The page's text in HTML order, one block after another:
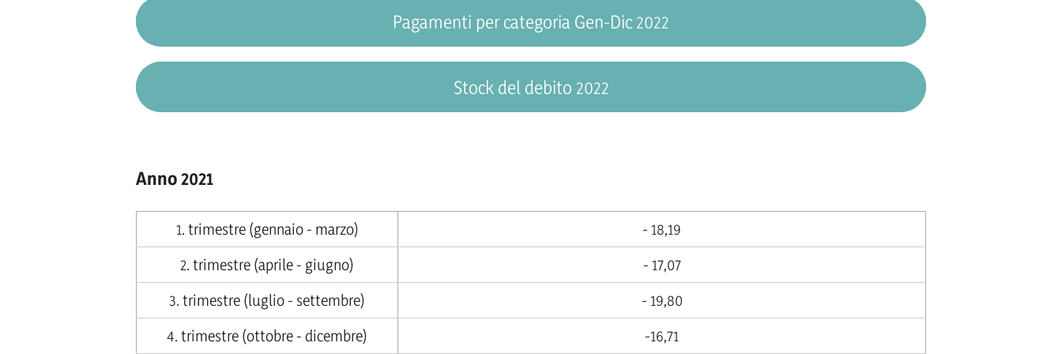
Pagamenti per categoria Gen-Dic 2022
Stock del debito 2022
Anno 2021
1. trimestre (gennaio - marzo)
- 18,19
2. trimestre (aprile - giugno)
- 17,07
3. trimestre (luglio - settembre)
- 19,80
4. trimestre (ottobre - dicembre)
-16,71